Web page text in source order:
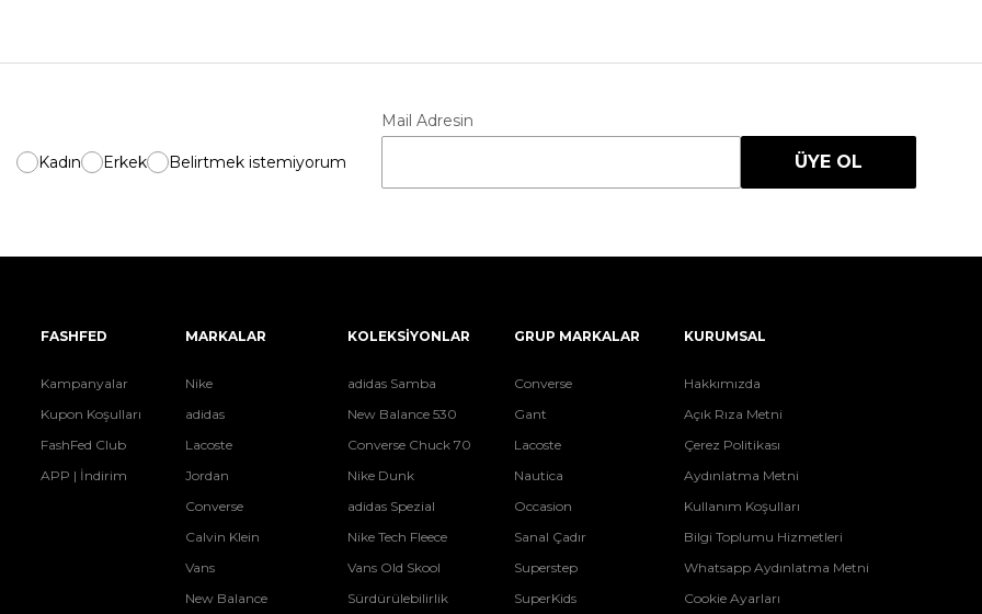
Kadın Erkek Belirtmek istemiyorum
Mail Adresin
ÜYE OL
FASHFED
Kampanyalar
Kupon Koşulları
FashFed Club
APP | İndirim
MARKALAR
Nike
adidas
Lacoste
Jordan
Converse
Calvin Klein
Vans
New Balance
KOLEKSİYONLAR
adidas Samba
New Balance 530
Converse Chuck 70
Nike Dunk
adidas Spezial
Nike Tech Fleece
Vans Old Skool
Sürdürülebilirlik
GRUP MARKALAR
Converse
Gant
Lacoste
Nautica
Occasion
Sanal Çadır
Superstep
SuperKids
KURUMSAL
Hakkımızda
Açık Rıza Metni
Çerez Politikası
Aydınlatma Metni
Kullanım Koşulları
Bilgi Toplumu Hizmetleri
Whatsapp Aydınlatma Metni
Cookie Ayarları